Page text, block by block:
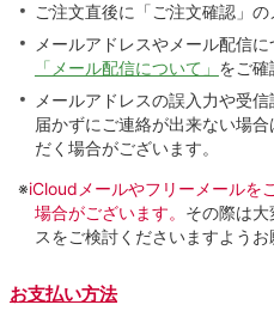
ご注文直後に「ご注文確認」の
メールアドレスやメール配信
「メール配信について」 をご確
メールアドレスの誤入力や受
届かずにご連絡が出来ない場
だく場合がございます。
※iCloudメールやフリーメールを
場合がございます。 その際は
スをご検討くださいますようお
お支払い方法